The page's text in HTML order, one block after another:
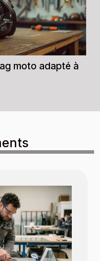
moto adapté à